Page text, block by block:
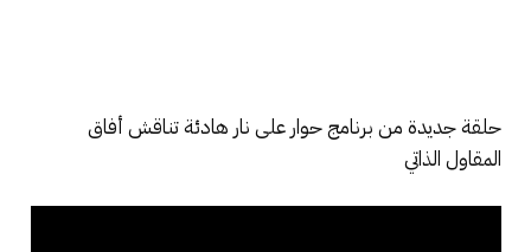
حلقة جديدة من برنامج حوار على نار هادئة تناقش أفاق
المقاول الذاتي